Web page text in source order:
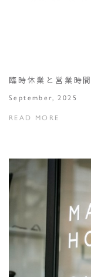
臨時休業と営業時
September, 2025
READ MORE